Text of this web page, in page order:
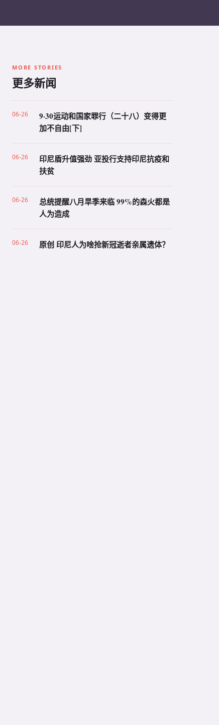
MORE STORIES
更多新闻
06-26
9·30运动和国家罪行（二十八）变得更
加不自由[下]
06-26
印尼盾升值强劲 亚投行支持印尼抗疫和
扶贫
06-26
总统提醒八月旱季来临 99%的森火都是
人为造成
06-26 原创 印尼人为啥抢新冠逝者亲属遗体？